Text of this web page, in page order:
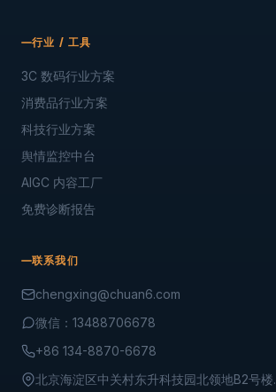
行业 / 工具
3C 数码行业方案
消费品行业方案
科技行业方案
舆情监控中台
AIGC 内容工厂
免费诊断报告
联系我们
chengxing@chuan6.com
微信：13488706678
+86 134-8870-6678
北京海淀区中关村东升科技园北领地B2号楼.